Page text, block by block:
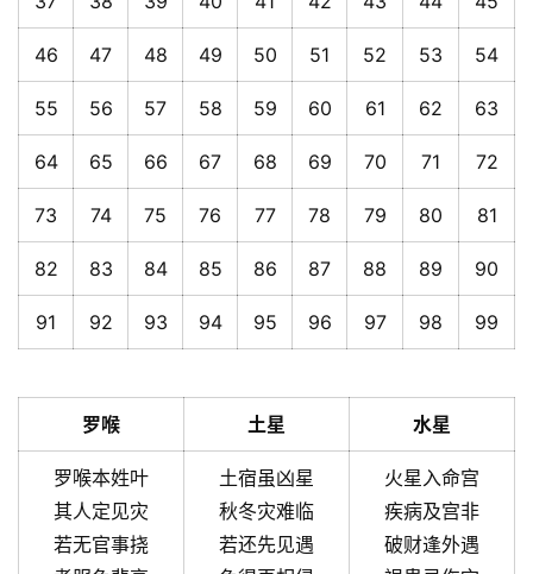
46 47 48 49 50 51 52 53 54
55 56 57 58 59 60 61 62 63
64 65 66 67 68 69 70 71 72
73 74 75 76 77 78 79 80 81
82 83 84 85 86 87 88 89 90
91 92 93 94 95 96 97 98 99
罗喉 土星 水星
罗喉本姓叶
其人定见灾
若无官事挠
土宿虽凶星
秋冬灾难临
若还先见遇
火星入命宫
疾病及宫非
破财逢外遇